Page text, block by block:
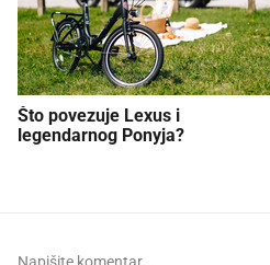
Što povezuje Lexus i
legendarnog Ponyja?